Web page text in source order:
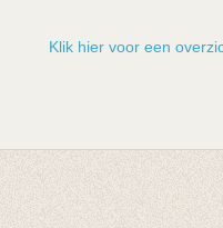
Klik hier voor een